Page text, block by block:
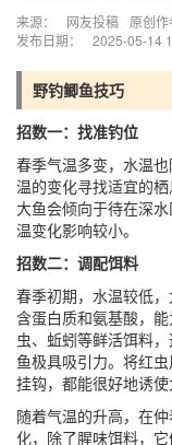
来源： 网友投稿 原创作
发布日期：
2025-05-14
野钓鲫鱼技巧
招数一：找准钓位
春季气温多变，水温
温的变化寻找适宜的
大鱼会倾向于待在深
温变化影响较小。
招数二：调配饵料
春季初期，水温较低
含蛋白质和氨基酸，
虫、蚯蚓等鲜活饵料
鱼极具吸引力。将红
挂钩，都能很好地诱使
随着气温的升高，在
化，除了腥味饵料，